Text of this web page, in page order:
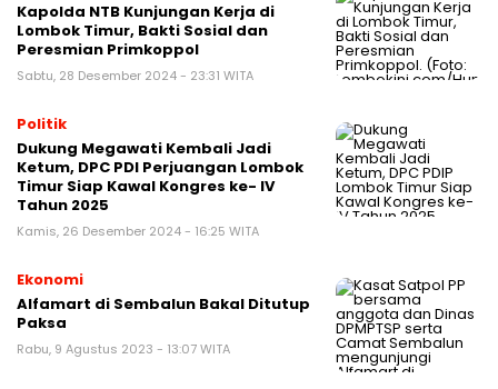
Kapolda NTB Kunjungan Kerja di
Lombok Timur, Bakti Sosial dan
Peresmian Primkoppol
Sabtu, 28 Desember 2024 - 23:31 WITA
Politik
Dukung Megawati Kembali Jadi
Ketum, DPC PDI Perjuangan Lombok
Timur Siap Kawal Kongres ke- IV
Tahun 2025
Kamis, 26 Desember 2024 - 16:25 WITA
Ekonomi
Alfamart di Sembalun Bakal Ditutup
Paksa
Rabu, 9 Agustus 2023 - 13:07 WITA